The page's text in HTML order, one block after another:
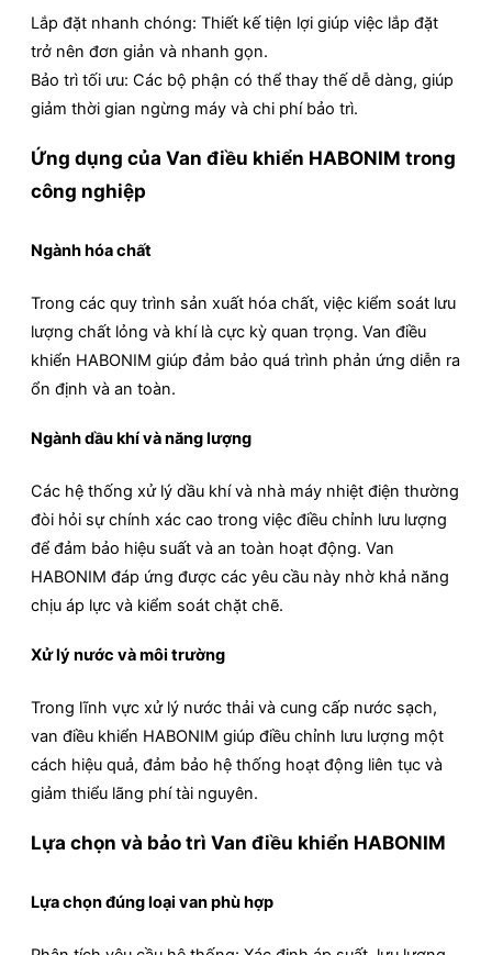
Lắp đặt nhanh chóng: Thiết kế tiện lợi giúp việc lắp đặt
trở nên đơn giản và nhanh gọn.
Bảo trì tối ưu: Các bộ phận có thể thay thế dễ dàng, giúp
giảm thời gian ngừng máy và chi phí bảo trì.
Ứng dụng của Van điều khiển HABONIM trong
công nghiệp
Ngành hóa chất
Trong các quy trình sản xuất hóa chất, việc kiểm soát lưu
lượng chất lỏng và khí là cực kỳ quan trọng. Van điều
khiển HABONIM giúp đảm bảo quá trình phản ứng diễn ra
ổn định và an toàn.
Ngành dầu khí và năng lượng
Các hệ thống xử lý dầu khí và nhà máy nhiệt điện thường
đòi hỏi sự chính xác cao trong việc điều chỉnh lưu lượng
để đảm bảo hiệu suất và an toàn hoạt động. Van
HABONIM đáp ứng được các yêu cầu này nhờ khả năng
chịu áp lực và kiểm soát chặt chẽ.
Xử lý nước và môi trường
Trong lĩnh vực xử lý nước thải và cung cấp nước sạch,
van điều khiển HABONIM giúp điều chỉnh lưu lượng một
cách hiệu quả, đảm bảo hệ thống hoạt động liên tục và
giảm thiểu lãng phí tài nguyên.
Lựa chọn và bảo trì Van điều khiển HABONIM
Lựa chọn đúng loại van phù hợp